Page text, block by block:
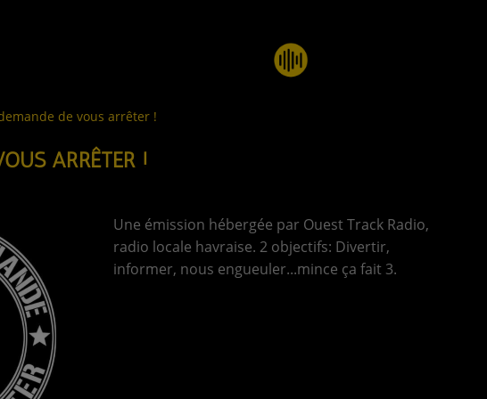
de vous arrêter !
ARRÊTER !
Une émission hébergée par Ouest Track Radio,
radio locale havraise. 2 objectifs: Divertir,
informer, nous engueuler...mince ça fait 3.